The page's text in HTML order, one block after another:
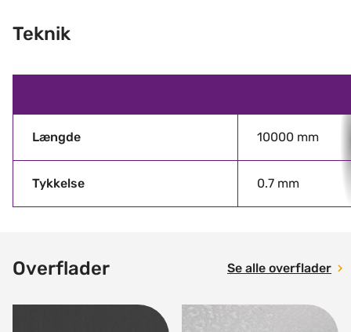
Teknik
Længde 10000 mm
Tykkelse 0.7 mm
Overflader Se alle overflader